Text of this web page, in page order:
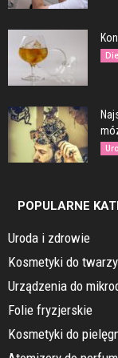
POPULARNE
Uroda i zdrowie
Kosmetyki do
Urządzenia do
Folie fryzjerskie
Kosmetyki do